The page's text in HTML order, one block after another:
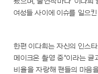
여성들 사이에 이슈를 일
한편 이다희는 자신의 인스
메이크온 촬영 중"이라는
비율을 자랑해 팬들의 마음